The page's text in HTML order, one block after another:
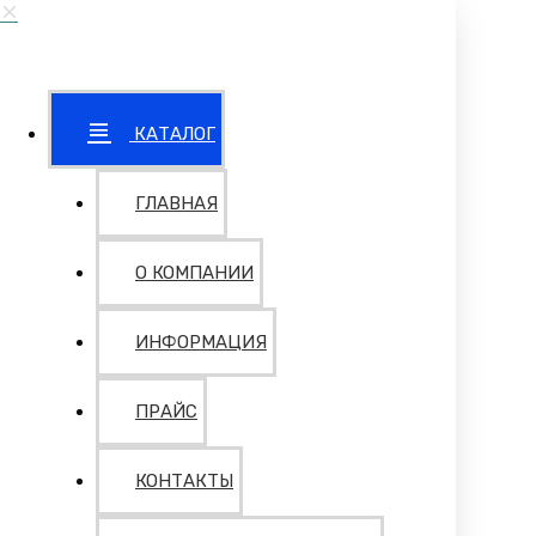
КАТАЛОГ
ГЛАВНАЯ
О КОМПАНИИ
ИНФОРМАЦИЯ
ПРАЙС
КОНТАКТЫ